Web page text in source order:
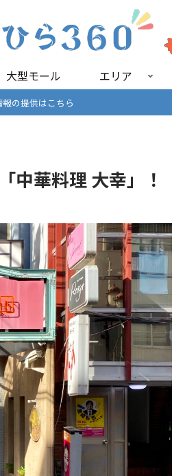
大型モール エリア
報の提供はこちら
中華料理 大幸」！